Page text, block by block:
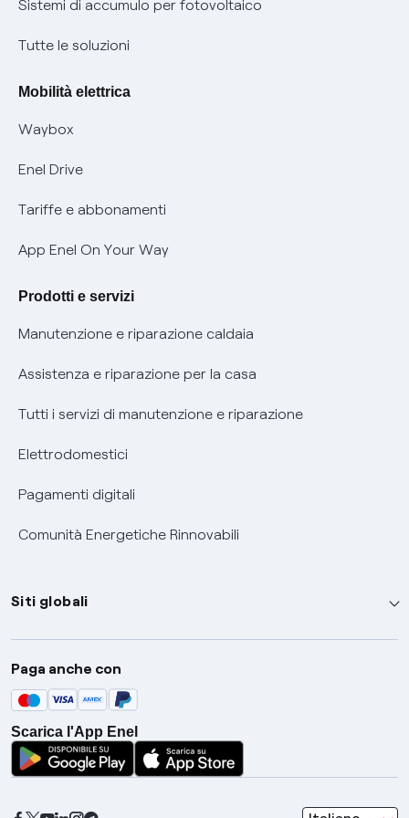
Condizioni generali di contratto prodotti e servizi
Informativa RAEE
Informativa Privacy AI
Certificazioni
Nuove regole europee per la protezione dei dati
Offerte Placet non vulnerabili
Offerta Tutela Vulnerabilità Gas
Mobilità Elettrica
Phishing e truffe online
Verifica chi ti ha chiamato
Agevolazione utenti con disabilità per offerte Fibra
Informativa RAEE
Sistemi di accumulo per fotovoltaico
Tutte le soluzioni
Mobilità elettrica
Waybox
Enel Drive
Tariffe e abbonamenti
App Enel On Your Way
Prodotti e servizi
Manutenzione e riparazione caldaia
Assistenza e riparazione per la casa
Tutti i servizi di manutenzione e riparazione
Elettrodomestici
Pagamenti digitali
Comunità Energetiche Rinnovabili
Siti globali
Enel Group
Enel Green Power
Global Trading
Global Procurement
Gridspertise
Paga anche con
Scarica l'App Enel